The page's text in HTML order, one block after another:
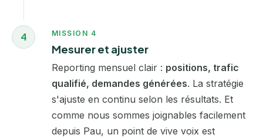
4 MISSION 4
Mesurer et ajuster
Reporting mensuel clair : positions, trafic
qualifié, demandes générées. La stratégie
s'ajuste en continu selon les résultats. Et
comme nous sommes joignables facilement
depuis Pau, un point de vive voix est